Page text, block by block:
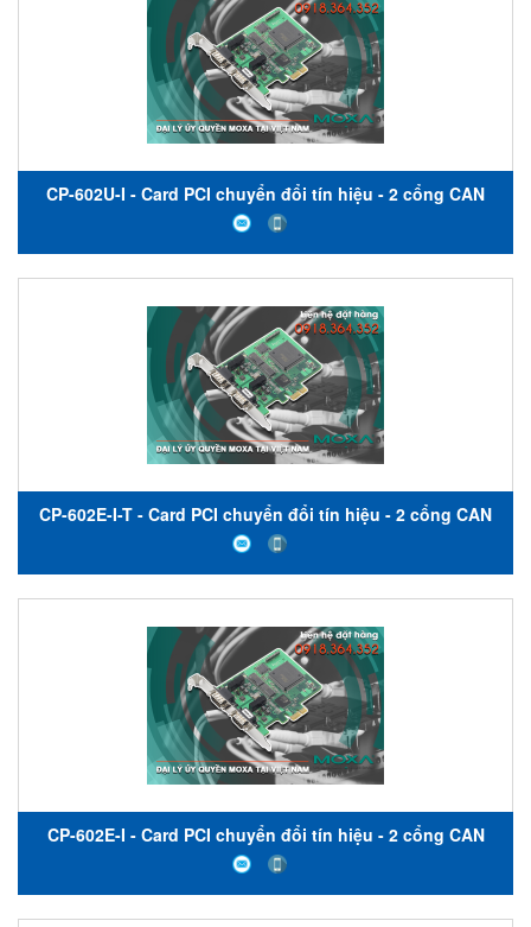
CP-602U-I - Card PCI chuyển đổi tín hiệu - 2 cổng CAN
bus có cách ly - nhiệt độ hoạt động từ 0 đến 55 ° C -
Moxa Việt Nam
CP-602E-I-T - Card PCI chuyển đổi tín hiệu - 2 cổng CAN
bus có cách ly - Nhiệt độ hoạt động từ -40 đến 85 ° C -
Moxa Việt Nam
CP-602E-I - Card PCI chuyển đổi tín hiệu - 2 cổng CAN
bus có cách ly - Nhiệt độ hoạt động từ 0 đến 55 ° C -
Moxa Việt Nam